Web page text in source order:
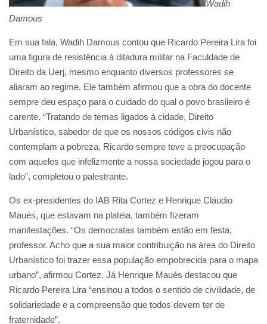
Wadih
Damous
Em sua fala, Wadih Damous contou que Ricardo Pereira Lira foi
uma figura de resistência à ditadura militar na Faculdade de
Direito da Uerj, mesmo enquanto diversos professores se
aliaram ao regime. Ele também afirmou que a obra do docente
sempre deu espaço para o cuidado do qual o povo brasileiro é
carente. “Tratando de temas ligados à cidade, Direito
Urbanístico, sabedor de que os nossos códigos civis não
contemplam a pobreza, Ricardo sempre teve a preocupação
com aqueles que infelizmente a nossa sociedade jogou para o
lado”, completou o palestrante.
Os ex-presidentes do IAB Rita Cortez e Henrique Cláudio
Maués, que estavam na plateia, também fizeram
manifestações. “Os democratas também estão em festa,
professor. Acho que a sua maior contribuição na área do Direito
Urbanístico foi trazer essa população empobrecida para o mapa
urbano”, afirmou Cortez. Já Henrique Maués destacou que
Ricardo Pereira Lira “ensinou a todos o sentido de civilidade, de
solidariedade e a compreensão que todos devem ter de
fraternidade”.